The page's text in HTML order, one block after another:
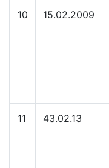
10 15.02.2009
11 43.02.13